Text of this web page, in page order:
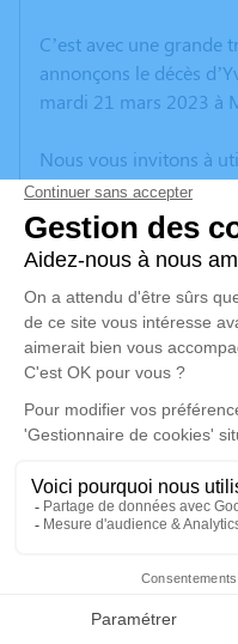
Faire-part
C’est avec une grande
annonçons le décès
mardi 21 mars 2023 à
Nous vous invitons à
vos condoléances,
anecdote ou exprimer
poèmes ou des textes.
d'expression dédié à
CANDELIER.
Un service de
disponible ici
Cérémonie civile
Chambre
3 Rue Pasteur